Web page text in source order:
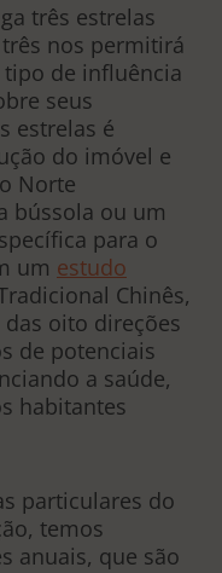
três estrelas
nos permitirá
de influência
seus
estrelas é
do imóvel e
Norte
bússola ou um
para o
um estudo
Chinês,
oito direções
de potenciais
a saúde,
habitantes
particulares do
temos
anuais, que são